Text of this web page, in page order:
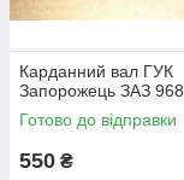
Карданний вал ГУК
Запорожець ЗАЗ 968
Готово до відправки
550 ₴